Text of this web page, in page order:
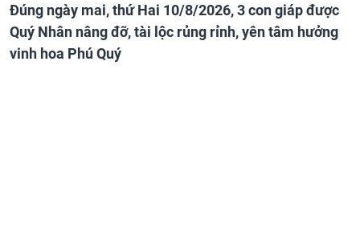
Đúng ngày mai, thứ Hai 10/8/2026, 3 con giáp được
Quý Nhân nâng đỡ, tài lộc rủng rỉnh, yên tâm hưởng
vinh hoa Phú Quý